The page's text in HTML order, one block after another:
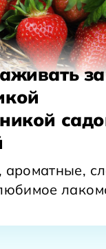
за
ароматные,
садоводы…